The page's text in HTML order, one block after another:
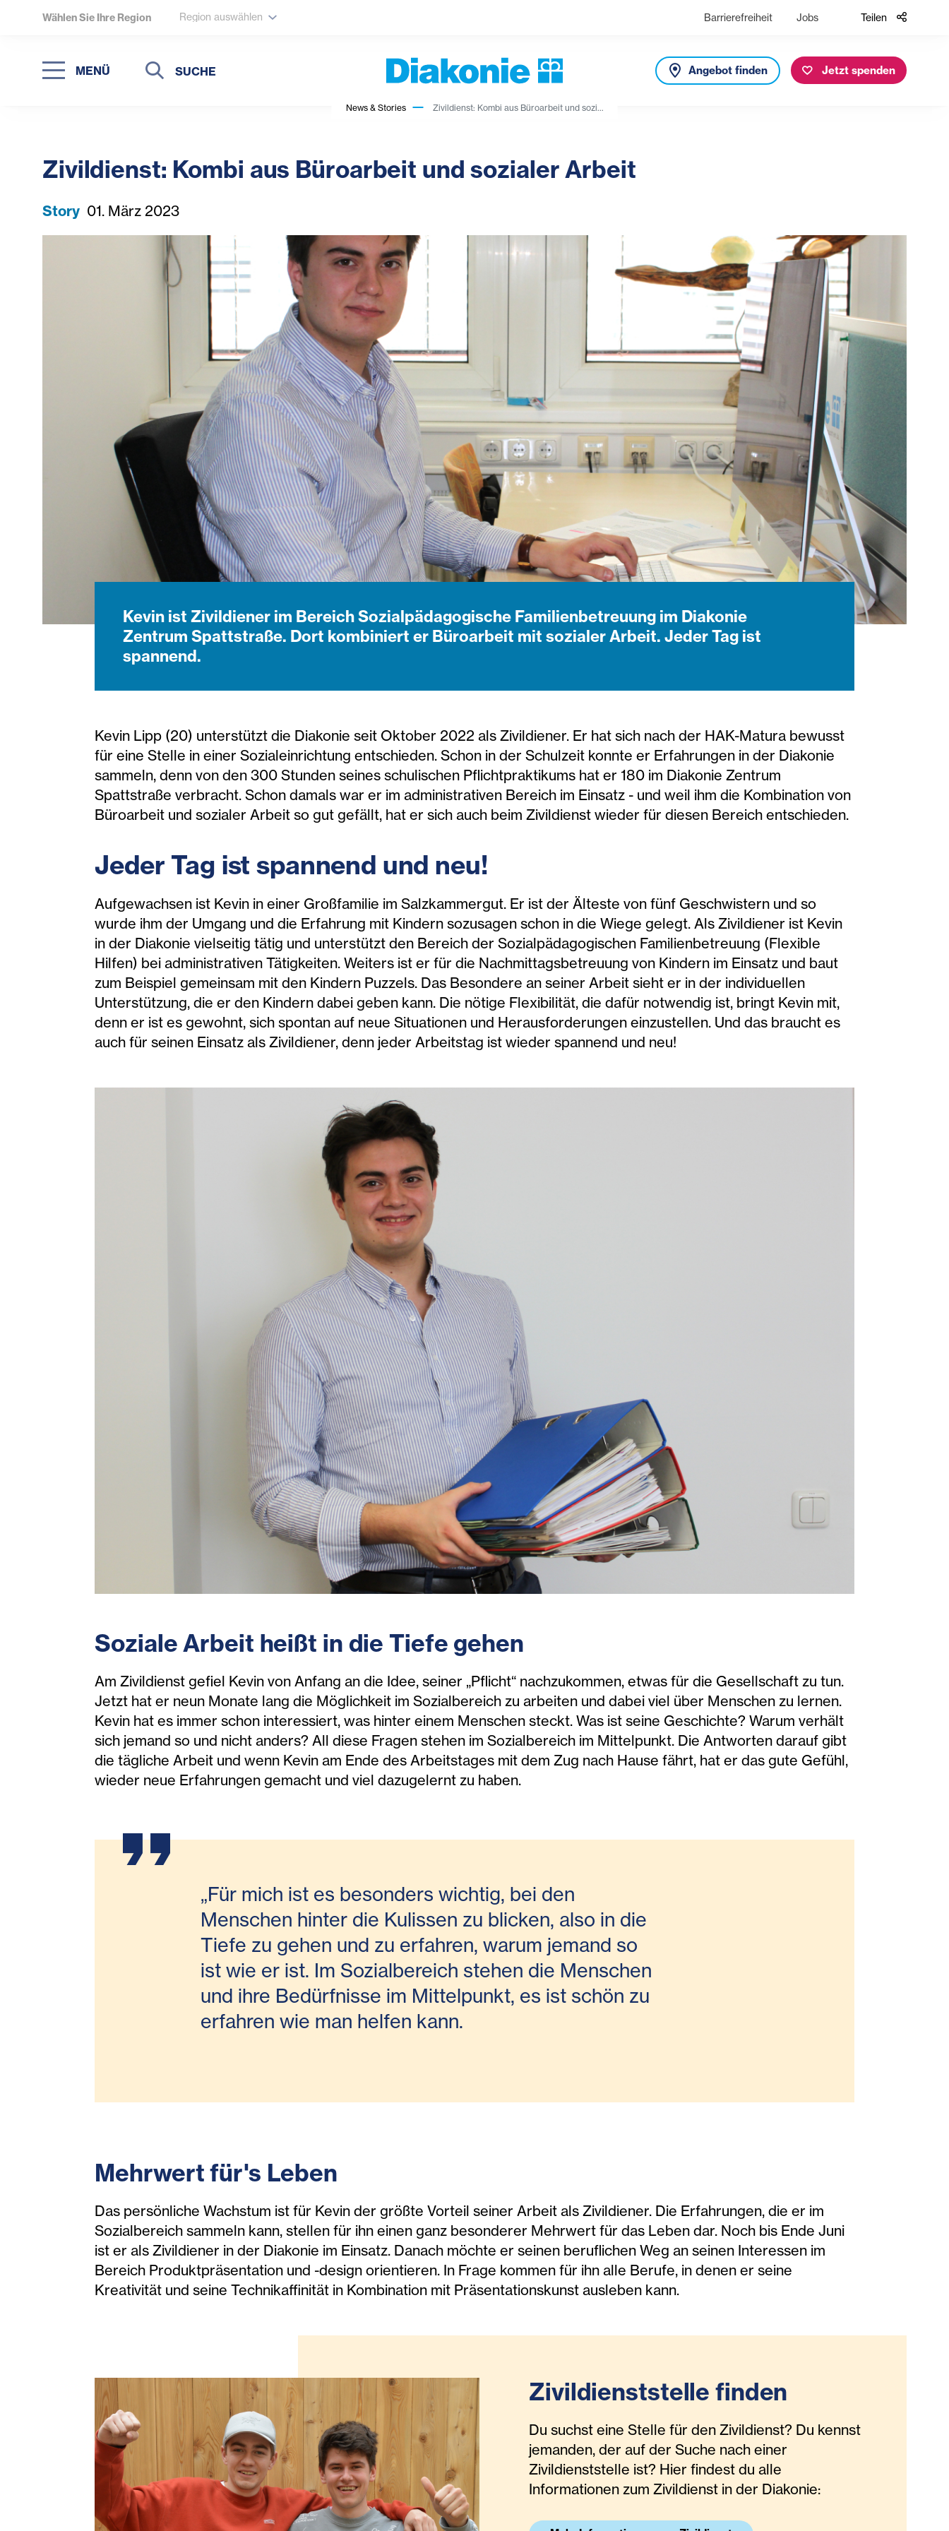
Wählen Sie Ihre Region Region auswählen Barrierefreiheit Jobs Teilen
MENÜ
Suche
Suche
Angebot finden Jetzt spenden
News & Stories Zivildienst: Kombi aus Büroarbeit und sozi...
Zivildienst: Kombi aus Büroarbeit und sozialer Arbeit
Story 01. März 2023
Kevin ist Zivildiener im Bereich Sozialpädagogische Familienbetreuung im Diakonie
Zentrum Spattstraße. Dort kombiniert er Büroarbeit mit sozialer Arbeit. Jeder Tag ist
spannend.
Kevin Lipp (20) unterstützt die Diakonie seit Oktober 2022 als Zivildiener. Er hat sich nach der HAK-Matura bewusst
für eine Stelle in einer Sozialeinrichtung entschieden. Schon in der Schulzeit konnte er Erfahrungen in der Diakonie
sammeln, denn von den 300 Stunden seines schulischen Pflichtpraktikums hat er 180 im Diakonie Zentrum
Spattstraße verbracht. Schon damals war er im administrativen Bereich im Einsatz - und weil ihm die Kombination von
Büroarbeit und sozialer Arbeit so gut gefällt, hat er sich auch beim Zivildienst wieder für diesen Bereich entschieden.
Jeder Tag ist spannend und neu!
Aufgewachsen ist Kevin in einer Großfamilie im Salzkammergut. Er ist der Älteste von fünf Geschwistern und so
wurde ihm der Umgang und die Erfahrung mit Kindern sozusagen schon in die Wiege gelegt. Als Zivildiener ist Kevin
in der Diakonie vielseitig tätig und unterstützt den Bereich der Sozialpädagogischen Familienbetreuung (Flexible
Hilfen) bei administrativen Tätigkeiten. Weiters ist er für die Nachmittagsbetreuung von Kindern im Einsatz und baut
zum Beispiel gemeinsam mit den Kindern Puzzels. Das Besondere an seiner Arbeit sieht er in der individuellen
Unterstützung, die er den Kindern dabei geben kann. Die nötige Flexibilität, die dafür notwendig ist, bringt Kevin mit,
denn er ist es gewohnt, sich spontan auf neue Situationen und Herausforderungen einzustellen. Und das braucht es
auch für seinen Einsatz als Zivildiener, denn jeder Arbeitstag ist wieder spannend und neu!
Soziale Arbeit heißt in die Tiefe gehen
Am Zivildienst gefiel Kevin von Anfang an die Idee, seiner „Pflicht“ nachzukommen, etwas für die Gesellschaft zu tun.
Jetzt hat er neun Monate lang die Möglichkeit im Sozialbereich zu arbeiten und dabei viel über Menschen zu lernen.
Kevin hat es immer schon interessiert, was hinter einem Menschen steckt. Was ist seine Geschichte? Warum verhält
sich jemand so und nicht anders? All diese Fragen stehen im Sozialbereich im Mittelpunkt. Die Antworten darauf gibt
die tägliche Arbeit und wenn Kevin am Ende des Arbeitstages mit dem Zug nach Hause fährt, hat er das gute Gefühl,
wieder neue Erfahrungen gemacht und viel dazugelernt zu haben.
„Für mich ist es besonders wichtig, bei den
Menschen hinter die Kulissen zu blicken, also in die
Tiefe zu gehen und zu erfahren, warum jemand so
ist wie er ist. Im Sozialbereich stehen die Menschen
und ihre Bedürfnisse im Mittelpunkt, es ist schön zu
erfahren wie man helfen kann.
Mehrwert für's Leben
Das persönliche Wachstum ist für Kevin der größte Vorteil seiner Arbeit als Zivildiener. Die Erfahrungen, die er im
Sozialbereich sammeln kann, stellen für ihn einen ganz besonderer Mehrwert für das Leben dar. Noch bis Ende Juni
ist er als Zivildiener in der Diakonie im Einsatz. Danach möchte er seinen beruflichen Weg an seinen Interessen im
Bereich Produktpräsentation und -design orientieren. In Frage kommen für ihn alle Berufe, in denen er seine
Kreativität und seine Technikaffinität in Kombination mit Präsentationskunst ausleben kann.
Zivildienststelle finden
Du suchst eine Stelle für den Zivildienst? Du kennst
jemanden, der auf der Suche nach einer
Zivildienststelle ist? Hier findest du alle
Informationen zum Zivildienst in der Diakonie: